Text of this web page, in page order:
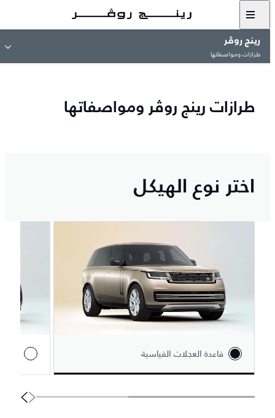
رينج روڤر
طرازات ومواصفاتها
طرازات رينج روڤر ومواصفاتها
اختر نوع الهيكل
قاعدة العجلات القياسية